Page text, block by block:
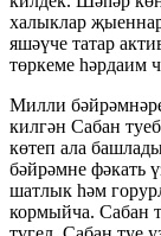
халыклар
яшәүче татар
төркеме һәрдаим
Милли
килгән Сабан
көтеп ала
бәйрәмне фәкать
шатлык һәм
кормыйча. Сабан